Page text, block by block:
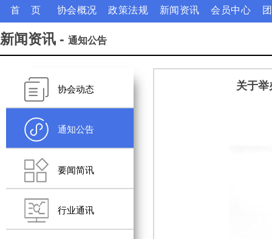
首 页 协会概况 政策法规 新闻资讯 会员中心
新闻资讯 - 通知公告
协会动态
通知公告
要闻简讯
行业通讯
关于